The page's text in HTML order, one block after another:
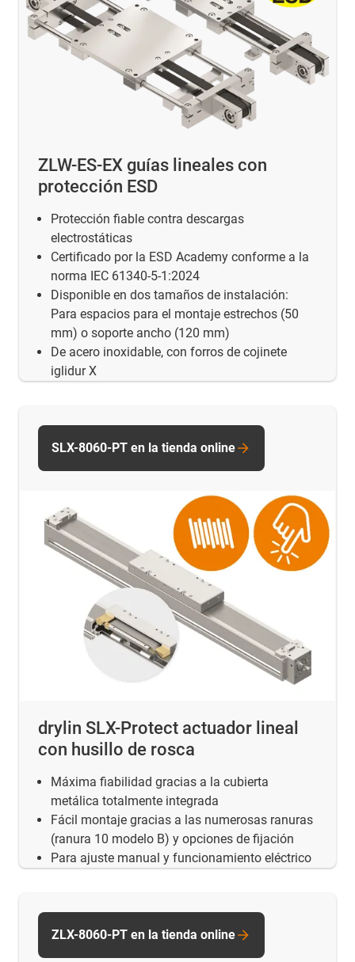
ZLW-ES-EX guías lineales con
protección ESD
Protección fiable contra descargas
electrostáticas
Certificado por la ESD Academy conforme a la
norma IEC 61340-5-1:2024
Disponible en dos tamaños de instalación:
Para espacios para el montaje estrechos (50
mm) o soporte ancho (120 mm)
De acero inoxidable, con forros de cojinete
iglidur X
drylin SLX-Protect actuador lineal
con husillo de rosca
Máxima fiabilidad gracias a la cubierta
metálica totalmente integrada
Fácil montaje gracias a las numerosas ranuras
(ranura 10 modelo B) y opciones de fijación
Para ajuste manual y funcionamiento eléctrico
SLX-8060-PT en la tienda online
ZLX-8060-PT en la tienda online